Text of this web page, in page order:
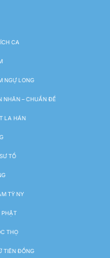
CA
NGỰ LONG
NHÃN – CHUẨN ĐỀ
LA HÁN
TỔ
TỲ NY
PHẬT
THỌ
TIÊN ĐỒNG